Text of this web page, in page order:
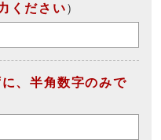
ください）
に、半角数字のみで